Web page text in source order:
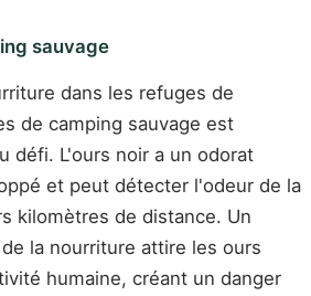
sauvage
dans les refuges de
de camping sauvage est
défi. L'ours noir a un odorat
et peut détecter l'odeur de la
kilomètres de distance. Un
la nourriture attire les ours
humaine, créant un danger